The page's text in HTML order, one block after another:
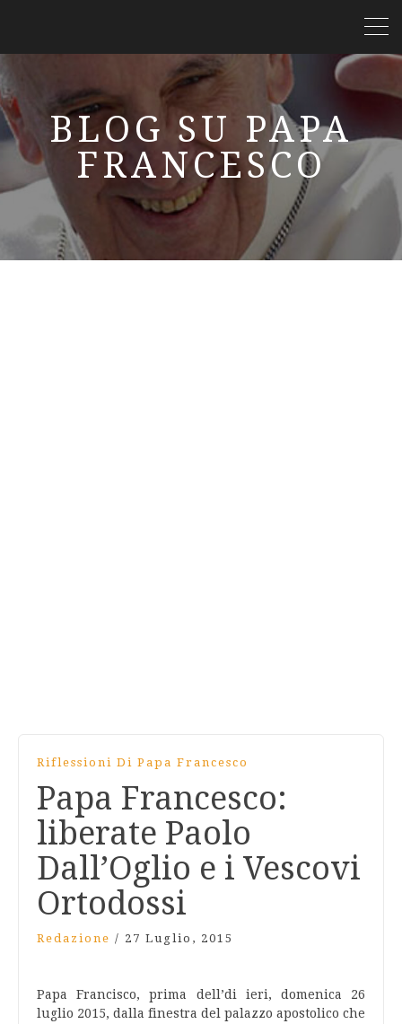
BLOG SU PAPA
FRANCESCO
Riflessioni Di Papa Francesco
Papa Francesco:
liberate Paolo
Dall’Oglio e i Vescovi
Ortodossi
Redazione / 27 Luglio, 2015
Papa Francisco, prima dell’di ieri, domenica 26
luglio 2015, dalla finestra del palazzo apostolico che